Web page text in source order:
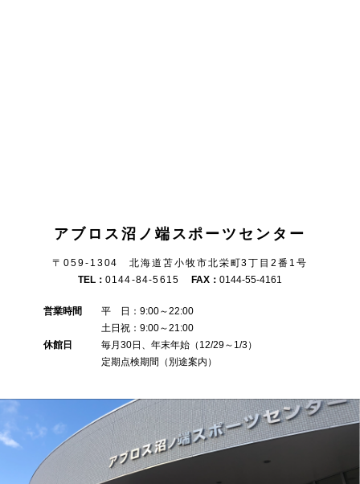
アブロス沼ノ端スポーツセンター
〒059-1304 北海道苫小牧市北栄町3丁目2番1号
TEL： 0144-84-5615 FAX：0144-55-4161
営業時間 平 日：9:00～22:00
土日祝：9:00～21:00
休館日 毎月30日、年末年始（12/29～1/3）
定期点検期間（別途案内）